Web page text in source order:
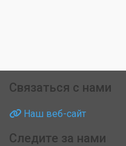
Связаться с нами
Наш веб-сайт
Следите за нами